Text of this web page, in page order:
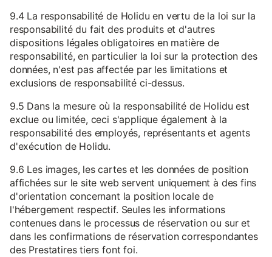
9.4 La responsabilité de Holidu en vertu de la loi sur la
responsabilité du fait des produits et d'autres
dispositions légales obligatoires en matière de
responsabilité, en particulier la loi sur la protection des
données, n'est pas affectée par les limitations et
exclusions de responsabilité ci-dessus.
9.5 Dans la mesure où la responsabilité de Holidu est
exclue ou limitée, ceci s'applique également à la
responsabilité des employés, représentants et agents
d'exécution de Holidu.
9.6 Les images, les cartes et les données de position
affichées sur le site web servent uniquement à des fins
d'orientation concernant la position locale de
l'hébergement respectif. Seules les informations
contenues dans le processus de réservation ou sur et
dans les confirmations de réservation correspondantes
des Prestatires tiers font foi.